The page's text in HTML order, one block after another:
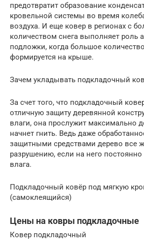
предотвратит образование
кровельной системы во время
воздуха. И еще ковер в регионах с
количеством снега выполняет роль
подложки, когда большое
формируется на крыше.
Зачем укладывать подкладочный
За счет того, что подкладочный
отличную защиту деревянной
влаги, она прослужит максимально
начнет гнить. Ведь даже
защитными средствами дерево все
разрушению, если на него постоянно
влага.
Подкладочный ковёр под мягкую
(самоклеящийся)
Цены на ковры подкладочные
Ковер подкладочный